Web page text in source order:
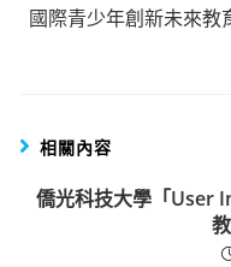
國際青少年創新未來教
相關內容
僑光科技大學「User